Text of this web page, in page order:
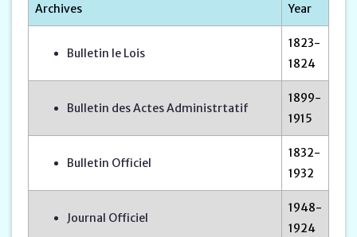
Archives Year
Bulletin Ie Lois
1823-
1824
Bulletin des Actes Administrtatif
1899-
1915
Bulletin Officiel
1832-
1932
Journal Officiel
1948-
1924